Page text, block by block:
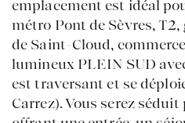
BIENS
mon compte
emplacement est idéal
métro Pont de Sèvres,
de Saint-Cloud,
lumineux PLEIN SUD
est traversant et se
Carrez). Vous serez